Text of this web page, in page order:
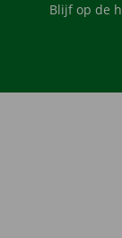
Blijf op de